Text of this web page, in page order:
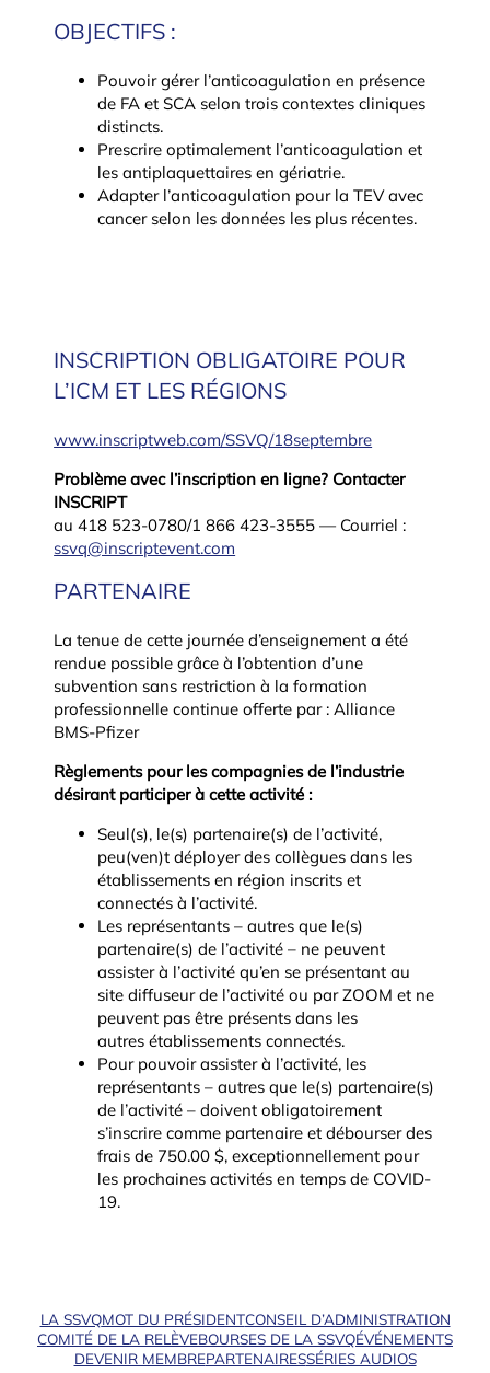
OBJECTIFS :
Pouvoir gérer l’anticoagulation en présence
de FA et SCA selon trois contextes cliniques
distincts.
Prescrire optimalement l’anticoagulation et
les antiplaquettaires en gériatrie.
Adapter l’anticoagulation pour la TEV avec
cancer selon les données les plus récentes.
INSCRIPTION OBLIGATOIRE POUR
L’ICM ET LES RÉGIONS
www.inscriptweb.com/SSVQ/18septembre
Problème avec l’inscription en ligne? Contacter
INSCRIPT
au 418 523-0780/1 866 423-3555 — Courriel :
ssvq@inscriptevent.com
PARTENAIRE
La tenue de cette journée d’enseignement a été
rendue possible grâce à l’obtention d’une
subvention sans restriction à la formation
professionnelle continue offerte par : Alliance
BMS-Pfizer
Règlements pour les compagnies de l’industrie
désirant participer à cette activité :
Seul(s), le(s) partenaire(s) de l’activité,
peu(ven)t déployer des collègues dans les
établissements en région inscrits et
connectés à l’activité.
Les représentants – autres que le(s)
partenaire(s) de l’activité – ne peuvent
assister à l’activité qu’en se présentant au
site diffuseur de l’activité ou par ZOOM et ne
peuvent pas être présents dans les
autres établissements connectés.
Pour pouvoir assister à l’activité, les
représentants – autres que le(s) partenaire(s)
de l’activité – doivent obligatoirement
s’inscrire comme partenaire et débourser des
frais de 750.00 $, exceptionnellement pour
les prochaines activités en temps de COVID-
19.
LA SSVQMOT DU PRÉSIDENTCONSEIL D’ADMINISTRATION
COMITÉ DE LA RELÈVEBOURSES DE LA SSVQÉVÉNEMENTS
DEVENIR MEMBREPARTENAIRESSÉRIES AUDIOS